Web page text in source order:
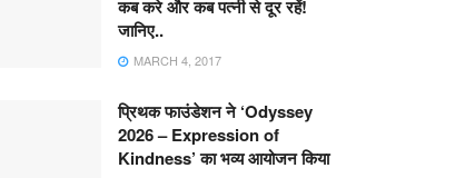
कब करे और कब पत्नी से दूर रहें!
जानिए..
MARCH 4, 2017
प्रिथक फाउंडेशन ने ‘Odyssey
2026 – Expression of
Kindness’ का भव्य आयोजन किया